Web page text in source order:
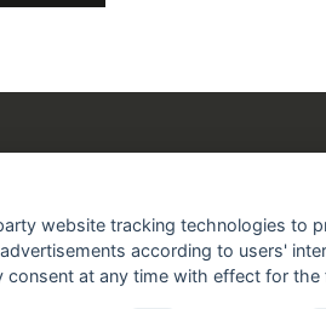
website tracking technologies to
according to users'
consent at any time with effect for the